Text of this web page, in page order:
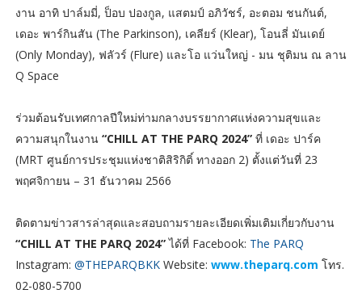
งาน อาทิ ปาล์มมี่, ป็อบ ปองกูล, แสตมป์ อภิวัชร์, อะตอม ชนกันต์,
เดอะ พาร์กินสัน (The Parkinson), เคลียร์ (Klear), โอนลี่ มันเดย์
(Only Monday), ฟลัวร์ (Flure) และโอ แว่นใหญ่ - มน ชุติมน ณ ลาน
Q Space
ร่วมต้อนรับเทศกาลปีใหม่ท่ามกลางบรรยากาศแห่งความสุขและ
ความสนุกในงาน “CHILL AT THE PARQ 2024”ที่ เดอะ ปาร์ค
(MRT ศูนย์การประชุมแห่งชาติสิริกิติ์ ทางออก 2) ตั้งแต่วันที่ 23
พฤศจิกายน – 31 ธันวาคม 2566
ติดตามข่าวสารล่าสุดและสอบถามรายละเอียดเพิ่มเติมเกี่ยวกับงาน
“CHILL AT THE PARQ 2024”ได้ที่ Facebook: The PARQ
Instagram: @THEPARQBKKWebsite: www.theparq.com โทร.
02-080-5700